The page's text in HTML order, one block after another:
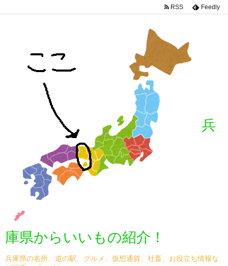
兵
庫県からいいもの紹介！
兵庫県の名所、道の駅、グルメ、仮想通貨、社畜、お役立ち情報な
RSS Feedly